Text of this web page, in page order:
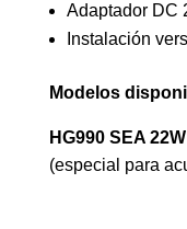
Adaptador DC
Instalación
Modelos
HG990 SEA 22W
(especial para